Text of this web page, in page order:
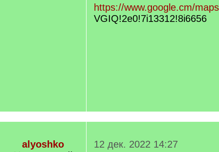
https://www.google.cm/
VGIQ!2e0!7i13312!8i6656
alyoshko
12 дек. 2022 14:27